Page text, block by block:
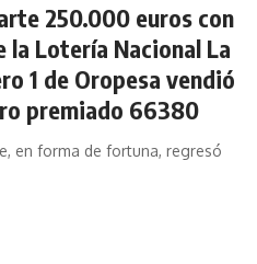
250.000 euros con
la Lotería Nacional La
1 de Oropesa vendió
premiado 66380
en forma de fortuna, regresó